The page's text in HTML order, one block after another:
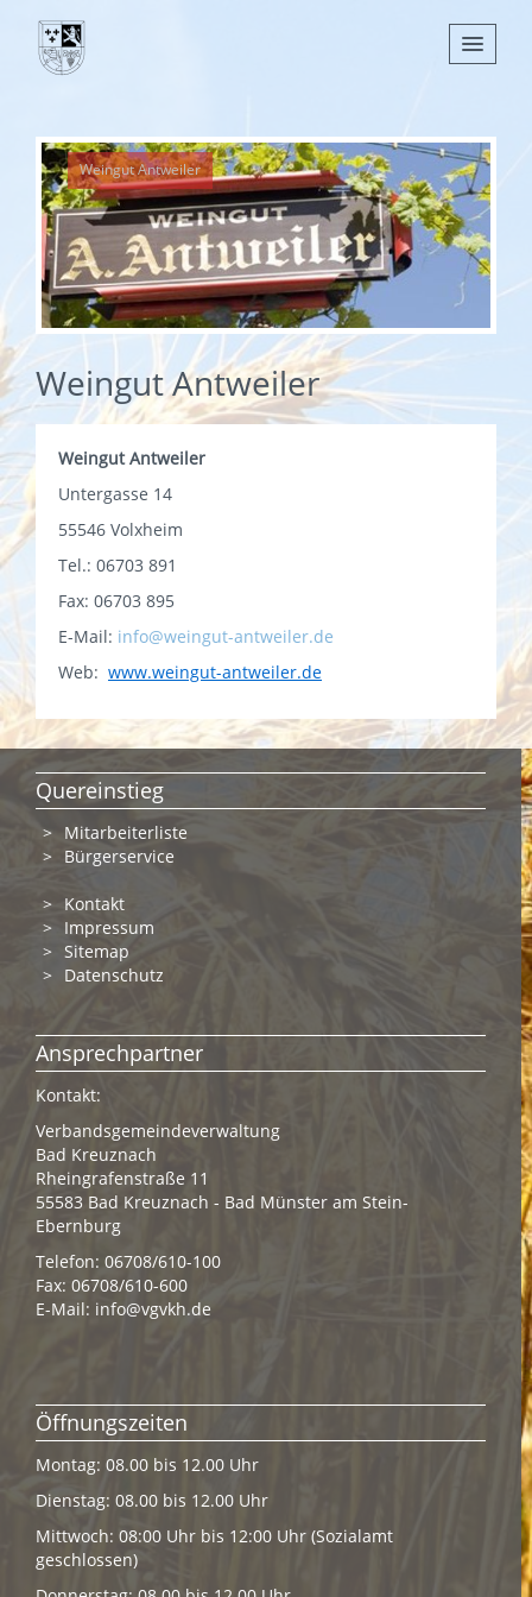
Nachrichten
Leben
Verwaltung
Tourismus
Gemeinden
Weingut Antweiler
Weingut Antweiler
Weingut Antweiler
Untergasse 14
55546 Volxheim
Tel.: 06703 891
Fax: 06703 895
E-Mail: info@weingut-antweiler.de
Web: www.weingut-antweiler.de
Quereinstieg
Mitarbeiterliste
Bürgerservice
Kontakt
Impressum
Sitemap
Datenschutz
Ansprechpartner
Kontakt:
Verbandsgemeindeverwaltung
Bad Kreuznach
Rheingrafenstraße 11
55583 Bad Kreuznach - Bad Münster am Stein-
Ebernburg
Telefon: 06708/610-100
Fax: 06708/610-600
E-Mail: info@vgvkh.de
Öffnungszeiten
Montag: 08.00 bis 12.00 Uhr
Dienstag: 08.00 bis 12.00 Uhr
Mittwoch: 08:00 Uhr bis 12:00 Uhr (Sozialamt
geschlossen)